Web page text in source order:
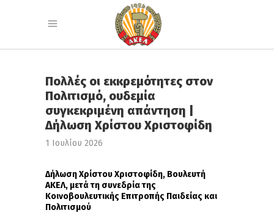
Πολλές οι εκκρεμότητες στον
Πολιτισμό, ουδεμία
συγκεκριμένη απάντηση |
Δήλωση Χρίστου Χριστοφίδη
1 Ιουλίου 2026
Δήλωση Χρίστου Χριστοφίδη, Βουλευτή
ΑΚΕΛ, μετά τη συνεδρία της
Κοινοβουλευτικής Επιτροπής Παιδείας και
Πολιτισμού